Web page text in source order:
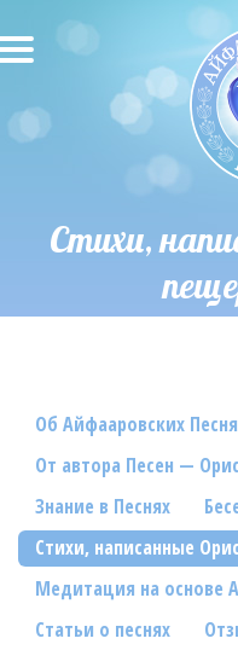
О песнях
Исполнители
Исполнение
Скачать
Контакты
Фотогалерея
In English
Стихи,
Об Айфааровских
От автора Песен —
Знание в Песнях
Стихи, написанные
Медитация на основе
Статьи о песнях